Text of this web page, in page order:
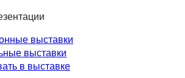
выставки
выставки
в выставке